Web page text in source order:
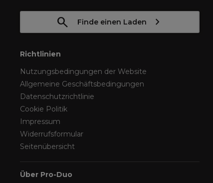
Finde einen Laden
Richtlinien
Nutzungsbedingungen der Website
Allgemeine Geschäftsbedingungen
Datenschutzrichtlinie
Cookie Politik
Impressum
Widerrufsformular
Seitenübersicht
Über Pro-Duo